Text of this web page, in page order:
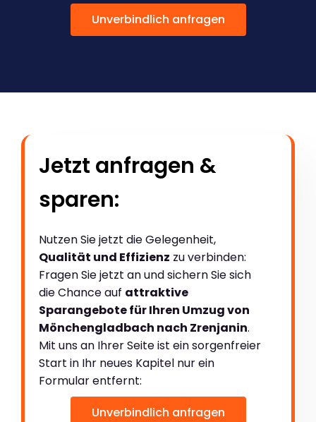
Unverbindlich anfragen
Jetzt anfragen &
sparen:
Nutzen Sie jetzt die Gelegenheit,
Qualität und Effizienz zu verbinden:
Fragen Sie jetzt an und sichern Sie sich
die Chance auf attraktive
Sparangebote für Ihren Umzug von
Mönchengladbach nach Zrenjanin.
Mit uns an Ihrer Seite ist ein sorgenfreier
Start in Ihr neues Kapitel nur ein
Formular entfernt:
Unverbindlich anfragen